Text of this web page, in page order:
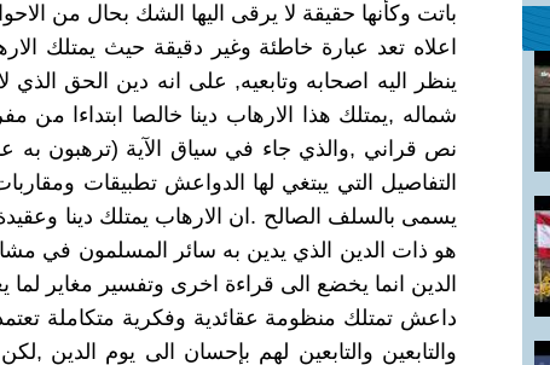
باتت وكأنها حقيقة لا يرقى اليها الشك بحال من
اعلاه تعد عبارة خاطئة وغير دقيقة حيث يمتلك
ينظر اليه اصحابه وتابعيه, على انه دين الحق الذي
شماله ,يمتلك هذا الارهاب دينا خالصا ابتداءا
نص قراني ,والذي جاء في سياق الآية (ترهبون به
التفاصيل التي يبتغي لها الدواعش تطبيقات
يسمى بالسلف الصالح .ان الارهاب يمتلك دينا وعقيدة
هو ذات الدين الذي يدين به سائر المسلمون في
الدين انما يخضع الى قراءة اخرى وتفسير مغاير لما
داعش تمتلك منظومة عقائدية وفكرية متكاملة
والتابعين والتابعين لهم بإحسان الى يوم الدين